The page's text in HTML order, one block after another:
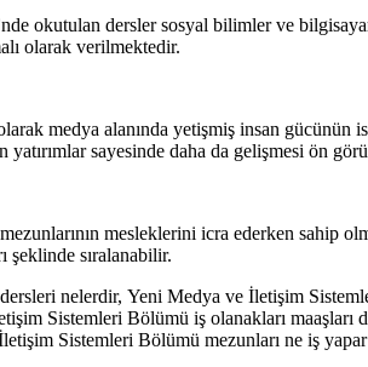
okutulan dersler sosyal bilimler ve
olarak verilmektedir.
medya alanında yetişmiş insan gücünün
yatırımlar sayesinde daha da gelişmesi ön
mesleklerini icra ederken sahip
şeklinde sıralanabilir.
nelerdir, Yeni Medya ve İletişim
Sistemleri Bölümü iş olanakları
Sistemleri Bölümü mezunları ne iş yapar